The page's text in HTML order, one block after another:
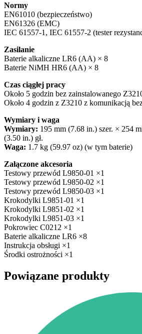
Normy
EN61010 (bezpieczeństwo)
EN61326 (EMC)
IEC 61557-1, IEC 61557-2 (tester
Zasilanie
Baterie alkaliczne LR6 (AA) × 8
Baterie NiMH HR6 (AA) × 8
Czas ciągłej pracy
Około 5 godzin bez zainstalowanego
Około 4 godzin z Z3210 z komunikacją
Wymiary i waga
Wymiary: 195 mm (7.68 in.) szer. × 254
(3.50 in.) gł.
Waga: 1.7 kg (59.97 oz) (w tym baterie)
Załączone akcesoria
Testowy przewód L9850-01 ×1
Testowy przewód L9850-02 ×1
Testowy przewód L9850-03 ×1
Krokodylki L9851-01 ×1
Krokodylki L9851-02 ×1
Krokodylki L9851-03 ×1
Pokrowiec C0212 ×1
Baterie alkaliczne LR6 ×8
Instrukcja obsługi ×1
Środki ostrożności ×1
Powiązane produkty